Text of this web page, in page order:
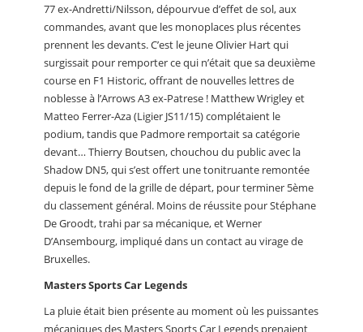
77 ex-Andretti/Nilsson, dépourvue d’effet de sol, aux
commandes, avant que les monoplaces plus récentes
prennent les devants. C’est le jeune Olivier Hart qui
surgissait pour remporter ce qui n’était que sa deuxième
course en F1 Historic, offrant de nouvelles lettres de
noblesse à l’Arrows A3 ex-Patrese ! Matthew Wrigley et
Matteo Ferrer-Aza (Ligier JS11/15) complétaient le
podium, tandis que Padmore remportait sa catégorie
devant… Thierry Boutsen, chouchou du public avec la
Shadow DN5, qui s’est offert une tonitruante remontée
depuis le fond de la grille de départ, pour terminer 5ème
du classement général. Moins de réussite pour Stéphane
De Groodt, trahi par sa mécanique, et Werner
D’Ansembourg, impliqué dans un contact au virage de
Bruxelles.
Masters Sports Car Legends
La pluie était bien présente au moment où les puissantes
mécaniques des Masters Sports Car Legends prenaient